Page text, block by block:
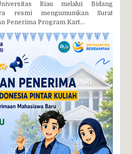
Riau melalui Bidang
resmi mengumumkan Surat
Penerima Program Kart...